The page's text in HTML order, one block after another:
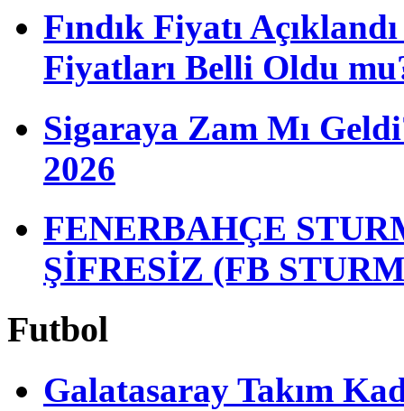
Fındık Fiyatı
Fiyatları Belli Oldu
Sigaraya Zam Mı
2026
FENERBAHÇE
ŞİFRESİZ (FB
Futbol
Galatasaray Takım